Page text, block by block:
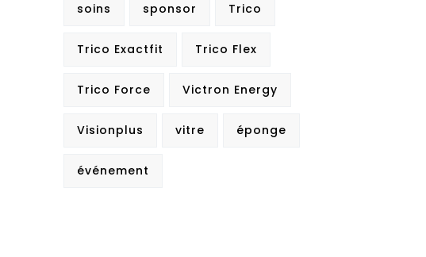
soins sponsor Trico
Trico Exactfit Trico Flex
Trico Force Victron Energy
Visionplus vitre éponge
événement